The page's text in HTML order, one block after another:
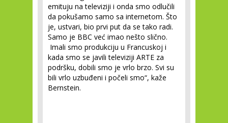
emituju na televiziji i onda smo odlučili
da pokušamo samo sa internetom. Što
je, ustvari, bio prvi put da se tako radi.
Samo je BBC već imao nešto slično.
Imali smo produkciju u Francuskoj i
kada smo se javili televiziji ARTE za
podršku, dobili smo je vrlo brzo. Svi su
bili vrlo uzbuđeni i počeli smo“, kaže
Bernstein.